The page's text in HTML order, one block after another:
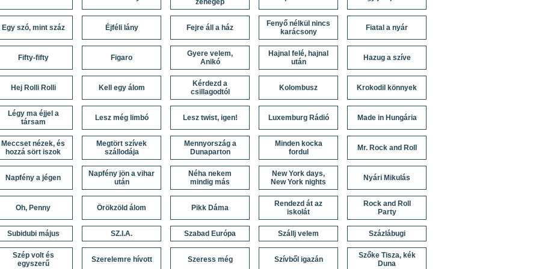
Egy szó, mint száz Éjféli lány Fejre áll a ház
Fenyő nélkül nincs
karácsony
Fiatal a nyár
Fifty-fifty Figaro
Gyere velem,
Anikó
Hajnal felé, hajnal
után
Hazug a szíve
Hej Rolli Rolli Kell egy álom
Kérdezd a
csillagodtól
Kolombusz Krokodil könnyek
Légy ma éjjel a
társam
Lesz még limbó Lesz twist, igen! Luxemburg Rádió Made in Hungária
Meccset nézek, és
hozzá sört iszok
Megtört szívek
szállodája
Mennyország a
Dunaparton
Minden kocka
fordul
Mr. Rock and Roll
Napfény a jégen
Napfény jön a vihar
után
Néha nekem
mindig más
New York days,
New York nights
Nyári Mikulás
Oh, Penny Örökzöld álom Pikk Dáma
Rendezd át az
iskolát
Rock and Roll
Party
Subidubi május SZ.I.A. Szabad Európa Szállj velem Százlábugi
Szép volt és
egyszerű
Szerelemre hívott Szeress még Szívből igazán
Szőke Tisza, kék
Duna